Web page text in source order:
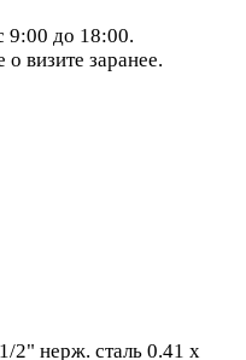
9:00 до 18:00.
визите заранее.
2" нерж. сталь 0.41 x